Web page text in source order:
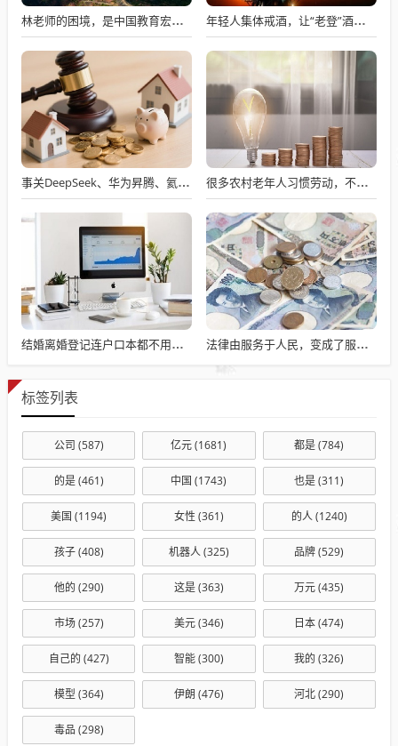
林老师的困境，是中国教育宏观统筹部门的不作为。 年轻人集体戒酒，让“老登”酒企的天快塌了
事关DeepSeek、华为昇腾、氦气概念！多只核心标的透露最新业务进展 很多农村老年人习惯劳动，不劳动就会闲出病来
结婚离婚登记连户口本都不用了，这好不好？ 法律由服务于人民，变成了服务于法学届
标签列表
公司 (587) 亿元(1681) 都是(784)
的是(461) 中国 (1743) 也是(311)
美国 (1194) 女性 (361) 的人(1240)
孩子(408) 机器人(325) 品牌(529)
他的 (290) 这是(363) 万元(435)
市场(257) 美元(346) 日本(474)
自己的 (427) 智能(300) 我的 (326)
模型 (364) 伊朗 (476) 河北(290)
毒品 (298)